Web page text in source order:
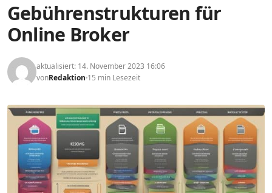
Gebührenstrukturen für
Online Broker
aktualisiert: 14. November 2023 16:06
vonRedaktion 15 min Lesezeit